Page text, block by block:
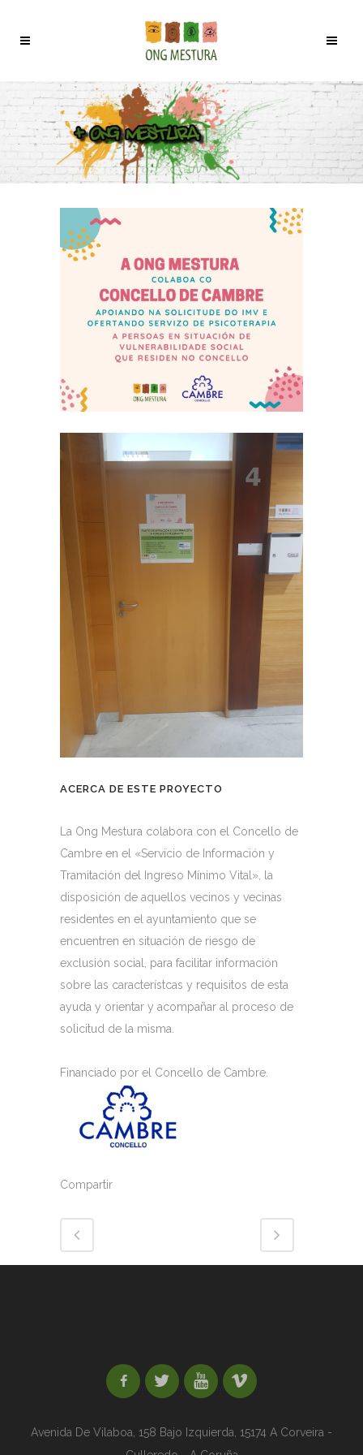
ACERCA DE ESTE PROYECTO
La Ong Mestura colabora con el Concello de
Cambre en el «Servicio de Información y
Tramitación del Ingreso Mínimo Vital», la
disposición de aquellos vecinos y vecinas
residentes en el ayuntamiento que se
encuentren en situación de riesgo de
exclusión social, para facilitar información
sobre las característcas y requisitos de esta
ayuda y orientar y acompañar al proceso de
solicitud de la misma.
Financiado por el Concello de Cambre.
Compartir
Avenida De Vilaboa, 158 Bajo Izquierda, 15174 A Corveira -